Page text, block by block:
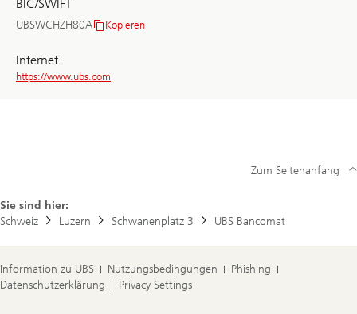
BIC/SWIFT
UBSWCHZH80A
Kopieren
Internet
https://www.ubs.com
Sie sind hier:
Schweiz
Luzern Schwanenplatz 3 UBS Bancomat
Zum Seitenanfang
Information zu UBS Nutzungsbedingungen
Phishing
Datenschutzerklärung
Privacy Settings